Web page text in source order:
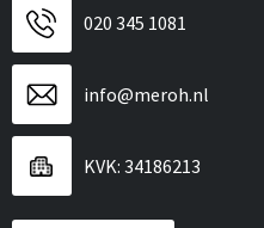
020 345 1081
info@meroh.nl
KVK: 34186213